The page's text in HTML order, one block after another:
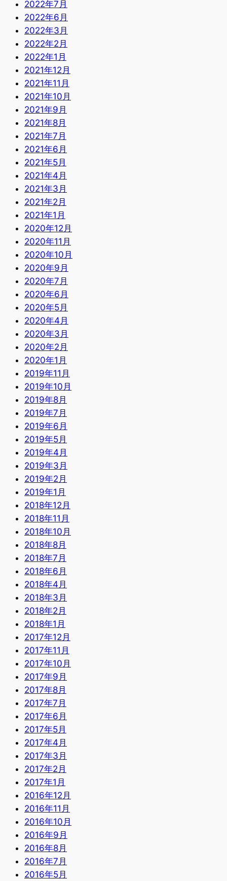
2022年7月
2022年6月
2022年3月
2022年2月
2022年1月
2021年12月
2021年11月
2021年10月
2021年9月
2021年8月
2021年7月
2021年6月
2021年5月
2021年4月
2021年3月
2021年2月
2021年1月
2020年12月
2020年11月
2020年10月
2020年9月
2020年7月
2020年6月
2020年5月
2020年4月
2020年3月
2020年2月
2020年1月
2019年11月
2019年10月
2019年8月
2019年7月
2019年6月
2019年5月
2019年4月
2019年3月
2019年2月
2019年1月
2018年12月
2018年11月
2018年10月
2018年8月
2018年7月
2018年6月
2018年4月
2018年3月
2018年2月
2018年1月
2017年12月
2017年11月
2017年10月
2017年9月
2017年8月
2017年7月
2017年6月
2017年5月
2017年4月
2017年3月
2017年2月
2017年1月
2016年12月
2016年11月
2016年10月
2016年9月
2016年8月
2016年7月
2016年5月